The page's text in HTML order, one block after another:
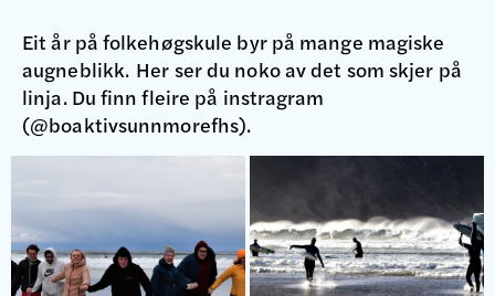
Eit år på folkehøgskule byr på mange magiske
augneblikk. Her ser du noko av det som skjer på
linja. Du finn fleire på instragram
(@boaktivsunnmorefhs).